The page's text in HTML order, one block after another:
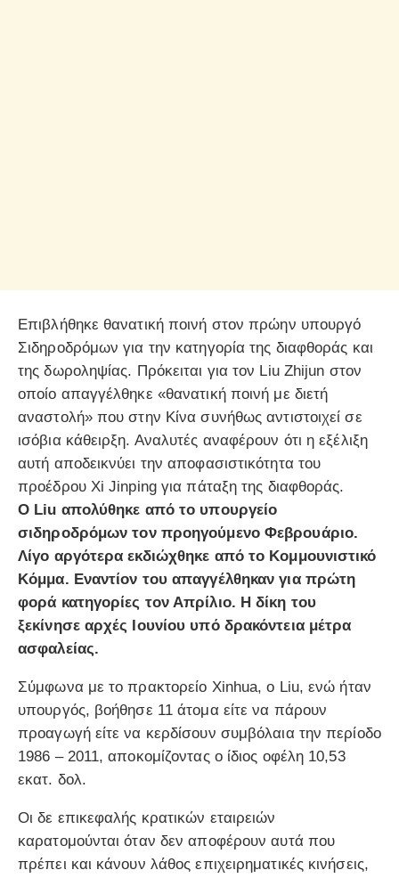
Επιβλήθηκε θανατική ποινή στον πρώην υπουργό
Σιδηροδρόμων για την κατηγορία της διαφθοράς και
της δωροληψίας. Πρόκειται για τον Liu Zhijun στον
οποίο απαγγέλθηκε «θανατική ποινή με διετή
αναστολή» που στην Κίνα συνήθως αντιστοιχεί σε
ισόβια κάθειρξη. Αναλυτές αναφέρουν ότι η εξέλιξη
αυτή αποδεικνύει την αποφασιστικότητα του
προέδρου Xi Jinping για πάταξη της διαφθοράς.
Ο Liu απολύθηκε από το υπουργείο
σιδηροδρόμων τον προηγούμενο Φεβρουάριο.
Λίγο αργότερα εκδιώχθηκε από το Κομμουνιστικό
Κόμμα. Εναντίον του απαγγέλθηκαν για πρώτη
φορά κατηγορίες τον Απρίλιο. Η δίκη του
ξεκίνησε αρχές Ιουνίου υπό δρακόντεια μέτρα
ασφαλείας.
Σύμφωνα με το πρακτορείο Xinhua, ο Liu, ενώ ήταν
υπουργός, βοήθησε 11 άτομα είτε να πάρουν
προαγωγή είτε να κερδίσουν συμβόλαια την περίοδο
1986 – 2011, αποκομίζοντας ο ίδιος οφέλη 10,53
εκατ. δολ.
Οι δε επικεφαλής κρατικών εταιρειών
καρατομούνται όταν δεν αποφέρουν αυτά που
πρέπει και κάνουν λάθος επιχειρηματικές κινήσεις,